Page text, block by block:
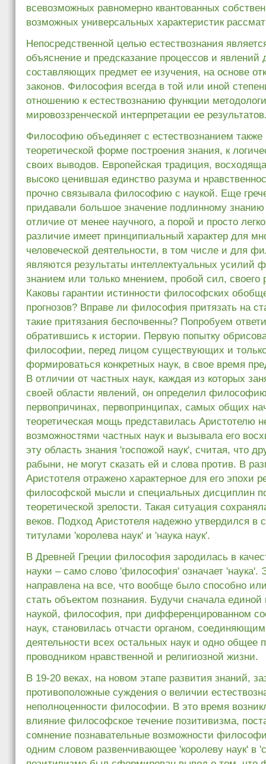
всевозможных равномерно квантованных
возможных универсальных характеристик
Непосредственной целью естествознания
объяснение и предсказание процессов и явлений
составляющих предмет ее изучения, на основе
законов. Философия всегда в той или иной
отношению к естествознанию функции
мировоззренческой интерпретации ее
Философию объединяет с естествознанием также
теоретической форме построения знания, к
своих выводов. Европейская традиция,
высоко ценившая единство разума и
прочно связывала философию с наукой. Еще
придавали большое значение подлинному знанию
отличие от менее научного, а порой и просто
различие имеет принципиальный характер для
человеческой деятельности, в том числе и для
являются результаты интеллектуальных
знанием или только мнением, пробой сил, своего
Каковы гарантии истинности философских
прогнозов? Вправе ли философия притязать на
такие притязания беспочвенны? Попробуем
обратившись к истории. Первую попытку
философии, перед лицом существующих и
формироваться конкретных наук, в свое время
В отличии от частных наук, каждая из которых
своей области явлений, он определил
первопричинах, первопринципах, самых общих
теоретическая мощь представилась Аристотелю
возможностями частных наук и вызывала его
эту область знания 'госпожой наук', считая, что
рабыни, не могут сказать ей и слова против. В
Аристотеля отражено характерное для его эпохи
философской мысли и специальных дисциплин
теоретической зрелости. Такая ситуация
веков. Подход Аристотеля надежно утвердился в
титулами 'королева наук' и 'наука наук'.
В Древней Греции философия зародилась в
науки – само слово 'философия' означает 'наука'.
направлена на все, что вообще было способно
стать объектом познания. Будучи сначала единой
наукой, философия, при дифференцированном
наук, становилась отчасти органом,
деятельности всех остальных наук и одно общее
проводником нравственной и религиозной жизни.
В 19-20 веках, на новом этапе развития знаний,
противоположные суждения о величии
неполноценности философии. В это время
влияние философское течение позитивизма,
сомнение познавательные возможности
одним словом развенчивающее 'королеву наук' в